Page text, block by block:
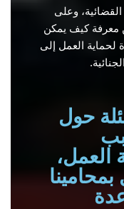
وعلى
معرفة كيف يمكن
لحماية العمل إلى
حول
العمل،